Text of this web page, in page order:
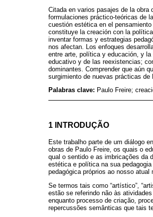
Citada en varios pasajes de la
formulaciones práctico-teóricas de
cuestión estética en el
constituye la creación con la
inventar formas y estrategias
nos afectan. Los enfoques
entre arte, política y educación, y
educativo y de las reexistencias;
dominantes. Comprender que aún
surgimiento de nuevas prácticas de
Palabras clave: Paulo Freire;
1 INTRODUÇÃO
Este trabalho parte de um diálogo
obras de Paulo Freire, os quais o
qual o sentido e as imbricações da
estética e política na sua
pedagógica próprios ao nosso
Se termos tais como “artístico”,
estão se referindo não às
enquanto processo de criação,
repercussões semânticas que tais